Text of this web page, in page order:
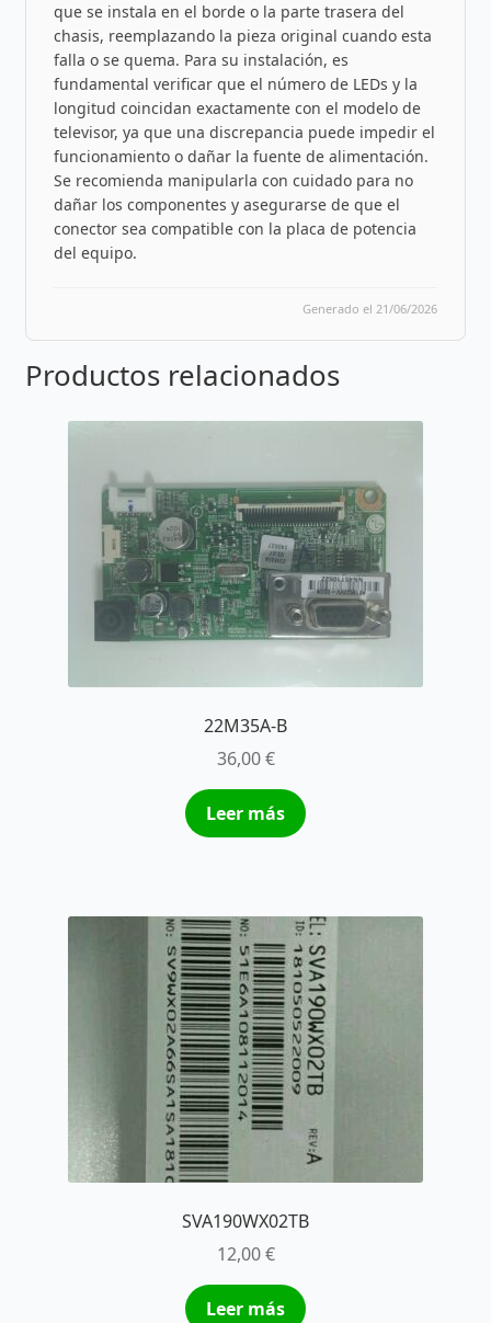
que se instala en el borde o la parte trasera del
chasis, reemplazando la pieza original cuando esta
falla o se quema. Para su instalación, es
fundamental verificar que el número de LEDs y la
longitud coincidan exactamente con el modelo de
televisor, ya que una discrepancia puede impedir el
funcionamiento o dañar la fuente de alimentación.
Se recomienda manipularla con cuidado para no
dañar los componentes y asegurarse de que el
conector sea compatible con la placa de potencia
del equipo.
Generado el 21/06/2026
Productos relacionados
22M35A-B
36,00€
Leer más
SVA190WX02TB
12,00€
Leer más